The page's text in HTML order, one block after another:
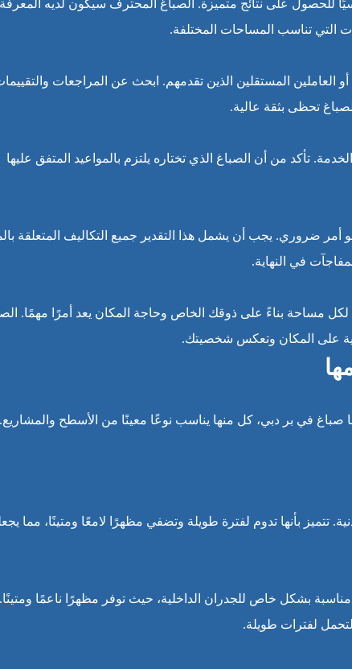
للحصول على نتائج متميزة. الصباغ المحترف سيكون لديه المعرفة
التي تناسب المساحات المختلفة.
العاملين المستقلين الذين تقدمهم. ابحث عن المراجعات
تحظى بثقة عالية.
تأكد من أن الصباغ الذي تختاره يلتزم بالمواعيد المتفق عليها
ضروري. يجب أن يشمل هذا التقدير جميع التكاليف المتعلقة
في النهاية.
لكل مساحة بناءً على ذوقك الخاص وحاجة المكان يعد أمرًا مهمًا.
على المكان وتعكس شخصيتك.
صباغ في بر دبي، كل منها يناسب نوعًا معينًا من الأسطح والمشاريع.
تتميز بأنها تدوم لفترة طويلة وتضفي مظهرًا لامعًا ومتينًا، مما
بشكل خاص للجدران الداخلية، حيث توفر مظهرًا ناعمًا
لفترات طويلة.